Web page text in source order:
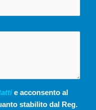
e acconsento al
stabilito dal Reg.